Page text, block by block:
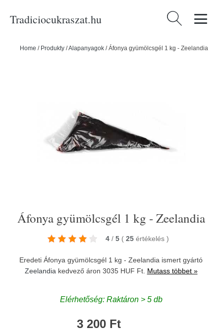
Tradiciocukraszat.hu Keresés:
Home / Produkty /Alapanyagok /Áfonya gyümölcsgél 1 kg - Zeelandia
Áfonya gyümölcsgél 1 kg - Zeelandia
4 / 5 ( 25 értékelés )
Eredeti Áfonya gyümölcsgél 1 kg - Zeelandia ismert gyártó
Zeelandia kedvező áron 3035 HUF Ft. Mutass többet »
Elérhetőség: Raktáron > 5 db
3 200 Ft